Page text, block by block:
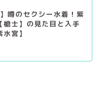
噂のセクシー水着！紫
槍士】の見た目と入手
宮】